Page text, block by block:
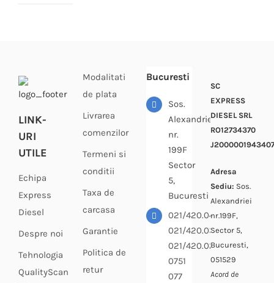
LINK-
URI
UTILE
Echipa
Express
Diesel
Despre noi
Tehnologia
QualityScan
Modalitati
de plata
Livrarea
comenzilor
Termeni si
conditii
Taxa de
carcasa
Garantie
Politica de
retur
Bucuresti
Sos.
Alexandriei
nr.
199F
Sector
5,
Bucuresti
021/420.04.33
021/420.03.64
021/420.02.69
0751
077
SC
EXPRESS
DIESEL SRL
RO12734370
J2000001943407
Adresa
Sediu: Sos.
Alexandriei
nr.199F,
Sector 5,
Bucuresti,
051529
Acord de